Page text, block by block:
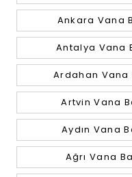
Ankara Vana
Antalya Vana
Ardahan Vana
Artvin Vana
Aydın Vana
Ağrı Vana